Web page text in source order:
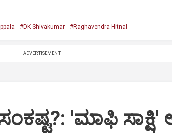
#DK Shivakumar #Raghavendra Hitnal
ADVERTISEMENT
'ಮಾಫಿ ಸಾಕ್ಷಿ'